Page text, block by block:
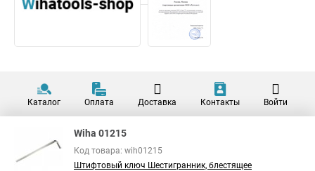
Каталог Оплата Доставка Контакты Войти
Wiha 01215
Код товара: wih01215
Штифтовый ключ Шестигранник, блестящее